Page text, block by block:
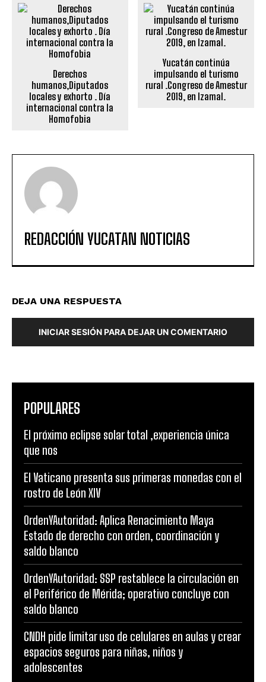
Derechos
humanos,Diputados
locales y exhorto . Día
internacional contra la
Homofobia
Yucatán continúa
impulsando el turismo
rural .Congreso de Amestur
2019, en Izamal.
REDACCIÓN YUCATAN NOTICIAS
DEJA UNA RESPUESTA
INICIAR SESIÓN PARA DEJAR UN COMENTARIO
POPULARES
El próximo eclipse solar total ,experiencia única
que nos
El Vaticano presenta sus primeras monedas con el
rostro de León XIV
OrdenYAutoridad: Aplica Renacimiento Maya
Estado de derecho con orden, coordinación y
saldo blanco
OrdenYAutoridad: SSP restablece la circulación en
el Periférico de Mérida; operativo concluye con
saldo blanco
CNDH pide limitar uso de celulares en aulas y crear
espacios seguros para niñas, niños y
adolescentes